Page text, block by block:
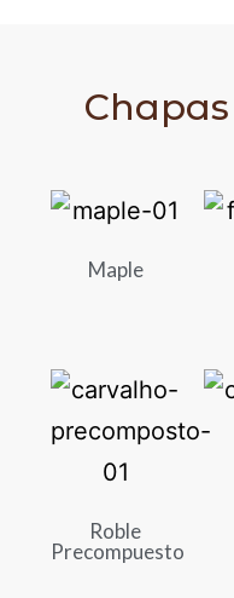
Maple
Roble
Precompuesto